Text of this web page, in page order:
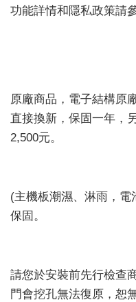
功能詳情和隱私政策請
原廠商品，電子結構原
直接換新，保固一年，
2,500元。
(主機板潮濕、淋雨，
保固。
請您於安裝前先行檢查
門會挖孔無法復原，恕